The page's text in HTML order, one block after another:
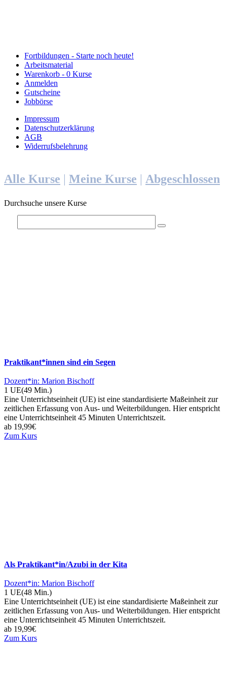
Fortbildungen - Starte noch heute!
Arbeitsmaterial
Warenkorb - 0 Kurse
Anmelden
Gutscheine
Jobbörse
Impressum
Datenschutzerklärung
AGB
Widerrufsbelehrung
Alle Kurse | Meine Kurse | Abgeschlossen
Durchsuche unsere Kurse
Praktikant*innen sind ein Segen
Dozent*in: Marion Bischoff
1 UE(49 Min.)
Eine Unterrichtseinheit (UE) ist eine standardisierte Maßeinheit zur
zeitlichen Erfassung von Aus- und Weiterbildungen. Hier entspricht
eine Unterrichtseinheit 45 Minuten Unterrichtszeit.
ab 19,99€
Zum Kurs
Als Praktikant*in/Azubi in der Kita
Dozent*in: Marion Bischoff
1 UE(48 Min.)
Eine Unterrichtseinheit (UE) ist eine standardisierte Maßeinheit zur
zeitlichen Erfassung von Aus- und Weiterbildungen. Hier entspricht
eine Unterrichtseinheit 45 Minuten Unterrichtszeit.
ab 19,99€
Zum Kurs